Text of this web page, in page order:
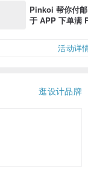
Pinkoi 帮你付
于 APP 下单满
活动详
逛设计品牌